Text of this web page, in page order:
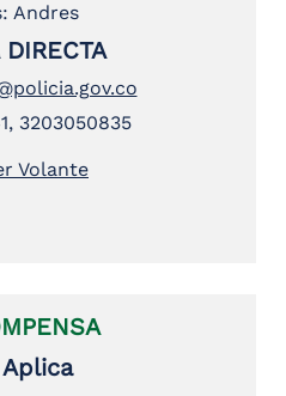
Andres
3203050835
Volante